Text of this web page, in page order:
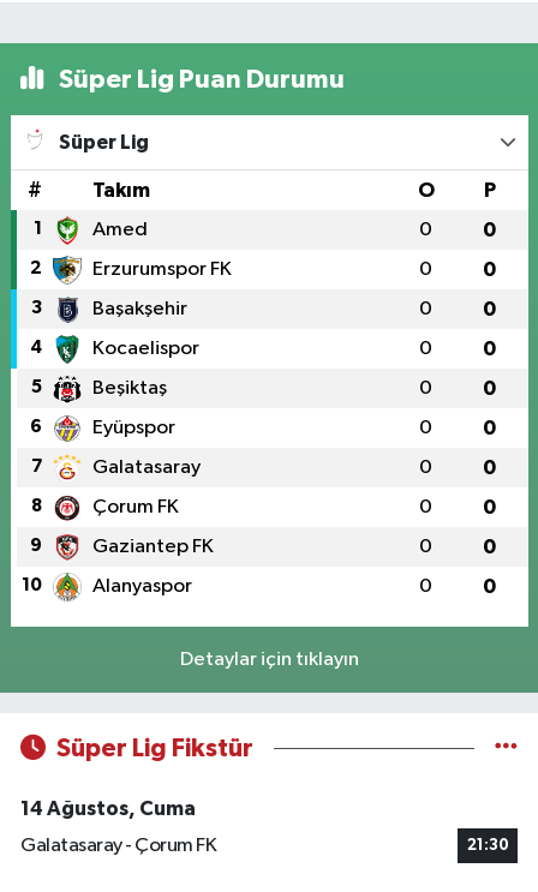
Süper Lig Puan Durumu
Süper Lig
# Takım O P
1 Amed 0 0
2 Erzurumspor FK 0 0
3 Başakşehir 0 0
4 Kocaelispor 0 0
5 Beşiktaş 0 0
6 Eyüpspor 0 0
7 Galatasaray 0 0
8 Çorum FK 0 0
9 Gaziantep FK 0 0
10 Alanyaspor 0 0
Detaylar için tıklayın
Süper Lig Fikstür
14 Ağustos, Cuma
Galatasaray - Çorum FK
21:30